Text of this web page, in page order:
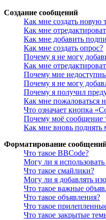
Создание сообщений
Как мне создать новую
Как мне
Как мне добавить
Как мне создать опрос?
Почему я не могу
Как мне
Почему мне
Почему я не могу
Почему я получил
Как мне пожаловаться
Что означает кнопка
Почему моё сообщение
Как мне вновь поднять
Форматирование
Что такое BBCode?
Могу ли я
Что такое смайлики?
Могу ли я добавлять
Что такое важные
Что такое объявления?
Что такое
Что такое закрытые